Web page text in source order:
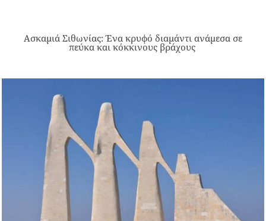
Ασκαμιά Σιθωνίας: Ένα κρυφό διαμάντι ανάμεσα σε
πεύκα και κόκκινους βράχους